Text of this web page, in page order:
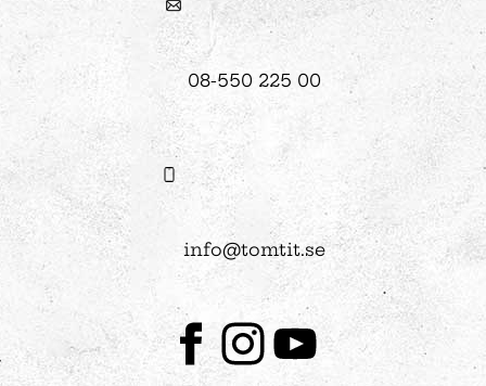
08-550 225 00
info@tomtit.se